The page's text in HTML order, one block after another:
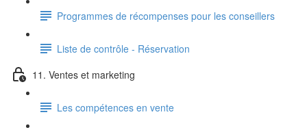
Programmes de récompenses pour les conseillers
Liste de contrôle - Réservation
11. Ventes et marketing
Les compétences en vente